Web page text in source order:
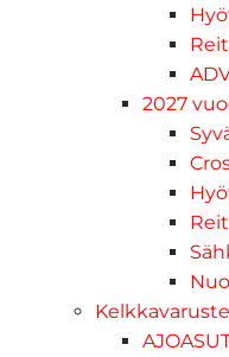
2027